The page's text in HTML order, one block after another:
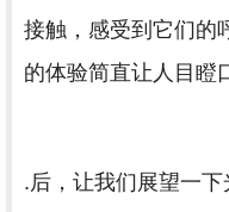
接触，感受到它们的
的体验简直让人目瞪
.后，让我们展望一